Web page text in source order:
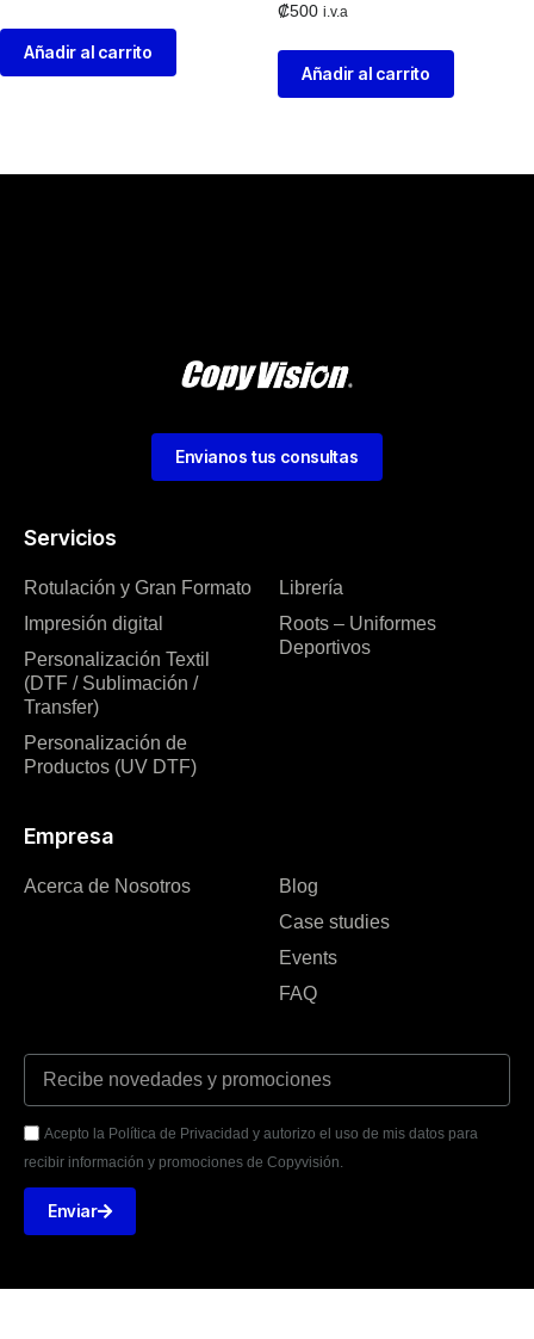
Añadir al carrito
₡500 i.v.a
Añadir al carrito
Servicios
Rotulación y Gran Formato
Impresión digital
Personalización Textil
(DTF / Sublimación /
Transfer)
Personalización de
Productos (UV DTF)
Librería
Roots – Uniformes
Deportivos
Empresa
Acerca de Nosotros
Blog
Case studies
Events
FAQ
Acepto la Política de Privacidad y autorizo el uso de mis datos para
recibir información y promociones de Copyvisión.
Enviar
Envianos tus consultas